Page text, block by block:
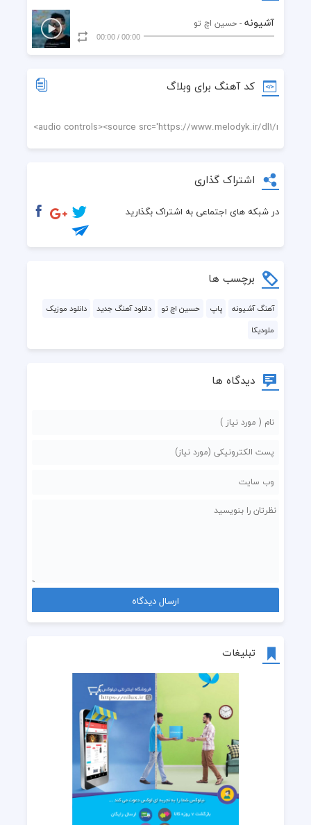
تبلیغات
پرررم ازین آدمای این شهر
فک میکردم که باشی پیشم اره همه چی باتو خوب میشه
ولی رفتی ولم کردی از دیشب اره هنوزم دلم برات تنگ میشع
شبو روزم شده یه سیگاره برگ
عکستو میکشم بایه مداد زرد
منو شبو بیداریه روی کاناپه
توهم اینو دارم سرم روی پاهاته
یه جوری زدی رد شدی مونده دردش
آره قلبمو میگم که بد شکستش
آشیونه - حسین اچ تو
00:00
/
00:00
کد آهنگ برای وبلاگ
اشتراک گذاری
در شبکه های اجتماعی به اشتراک بگذارید
برچسب ها
آهنگ آشیونه پاپ حسین اچ تو دانلود آهنگ جدید
دانلود موزیک
ملودیکا
دیدگاه ها